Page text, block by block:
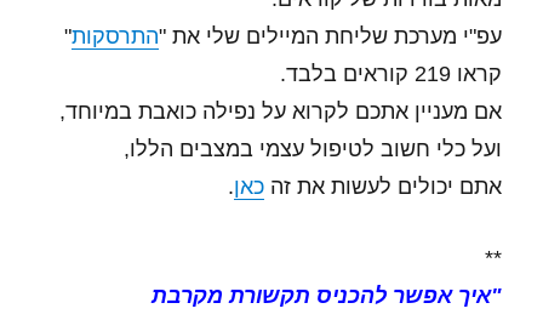
עפ"י מערכת שליחת המיילים שלי את "התרסקות"
קראו 219 קוראים בלבד.
אם מעניין אתכם לקרוא על נפילה כואבת במיוחד,
ועל כלי חשוב לטיפול עצמי במצבים הללו,
אתם יכולים לעשות את זהכאן.
**
"איך אפשר להכניס תקשורת מקרבת